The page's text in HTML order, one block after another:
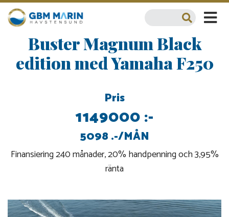
Buster Magnum Black
edition med Yamaha F250
Pris
1149000 :-
5098 .-/MÅN
Finansiering 240 månader, 20% handpenning och 3,95%
ränta